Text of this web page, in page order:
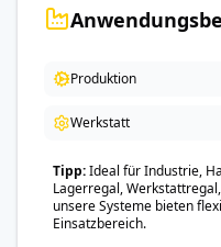
Produktion
Werkstatt
Tipp Ideal für Industrie,
Lagerregal,
unsere Systeme bieten
Einsatzbereich.